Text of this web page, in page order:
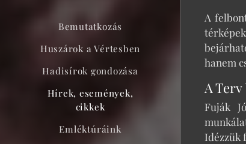
Bemutatkozás
Huszárok a Vértesben
Hadisírok gondozása
Hírek, események,
cikkek
Emléktúráink
A
hanem
A
Fuják
Idézzük